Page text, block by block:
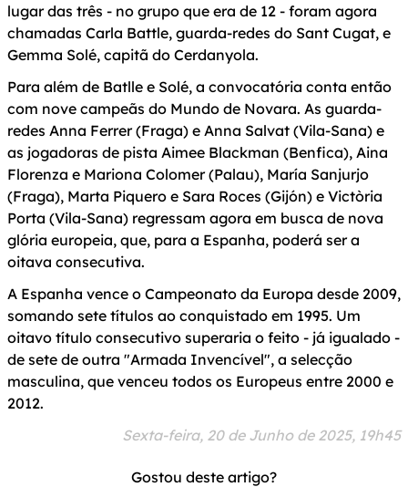
lugar das três - no grupo que era de 12 - foram agora
chamadas Carla Battle, guarda-redes do Sant Cugat, e
Gemma Solé, capitã do Cerdanyola.
Para além de Batlle e Solé, a convocatória conta então
com nove campeãs do Mundo de Novara. As guarda-
redes Anna Ferrer (Fraga) e Anna Salvat (Vila-Sana) e
as jogadoras de pista Aimee Blackman (Benfica), Aina
Florenza e Mariona Colomer (Palau), María Sanjurjo
(Fraga), Marta Piquero e Sara Roces (Gijón) e Victòria
Porta (Vila-Sana) regressam agora em busca de nova
glória europeia, que, para a Espanha, poderá ser a
oitava consecutiva.
A Espanha vence o Campeonato da Europa desde 2009,
somando sete títulos ao conquistado em 1995. Um
oitavo título consecutivo superaria o feito - já igualado -
de sete de outra "Armada Invencível", a selecção
masculina, que venceu todos os Europeus entre 2000 e
2012.
Sexta-feira, 20 de Junho de 2025, 19h45
Gostou deste artigo?